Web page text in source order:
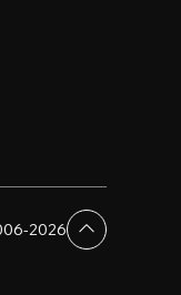
2026